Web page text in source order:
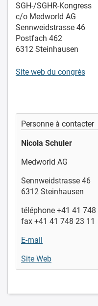
SGH-/SGHR-Kongress
c/o Medworld AG
Sennweidstrasse 46
Postfach 462
6312 Steinhausen
Site web du congrès
Personne à contacter
Nicola Schuler
Medworld AG
Sennweidstrasse 46
6312 Steinhausen
téléphone +41 41 748
fax +41 41 748 23 11
E-mail
Site Web